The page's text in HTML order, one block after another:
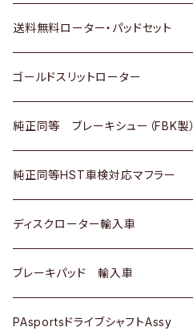
日野
三菱ふそう
ＢＭＷ
日野
三菱ふそう
三菱ふそう
その他
三菱
スバル
ダイハツ
マツダ
三菱
スバル
マツダ
三菱
日産
ダイハツ
マツダ
三菱
スバル
スズキ
日産
いすゞ
ダイハツ
マツダ
三菱
スバル
ホンダ
スズキ
日産
ダイハツ
マツダ
三菱
スバル
トヨタ
ホンダ
日産
いすゞ
ダイハツ
マツダ
三菱
送料無料ローター・パッドセット
トヨタ
ホンダ
スズキ
日産
ダイハツ
マツダ
ゴールドスリットローター
トヨタ
ホンダ
スズキ
日産
ダイハツ
純正同等 ブレーキシュー（FBK製）
ホンダ
スズキ
日産
ダイハツ
純正同等HST車検対応マフラー
トヨタ
ホンダ
スズキ
ディスクローター輸入車
ＡＵＤＩ
ＢＥＮＺ
ブレーキパッド 輸入車
ＢＥＮＺ
PAsportsドライブシャフトAssy